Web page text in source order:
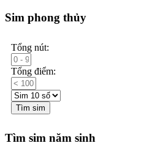
Sim phong thủy
Tổng nút:
Tổng điểm:
Tìm sim
Tìm sim năm sinh